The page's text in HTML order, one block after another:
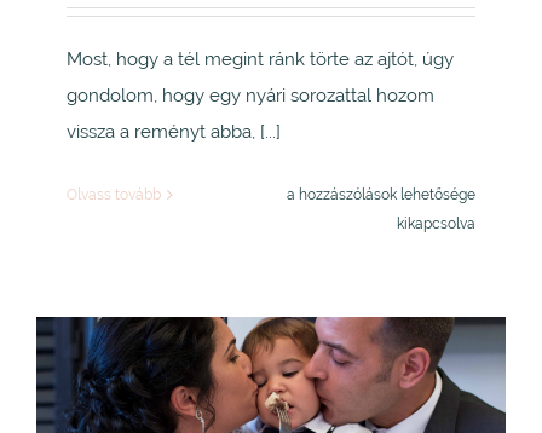
Most, hogy a tél megint ránk törte az ajtót, úgy
gondolom, hogy egy nyári sorozattal hozom
vissza a reményt abba, [...]
Olvass tovább
Erna,
a hozzászólások lehetősége
kikapcsolva